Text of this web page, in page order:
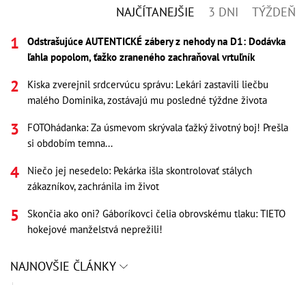
NAJČÍTANEJŠIE 3 DNI TÝŽDEŇ
Odstrašujúce AUTENTICKÉ zábery z nehody na D1: Dodávka
ľahla popolom, ťažko zraneného zachraňoval vrtuľník
Kiska zverejnil srdcervúcu správu: Lekári zastavili liečbu
malého Dominika, zostávajú mu posledné týždne života
FOTOhádanka: Za úsmevom skrývala ťažký životný boj! Prešla
si obdobím temna...
Niečo jej nesedelo: Pekárka išla skontrolovať stálych
zákazníkov, zachránila im život
Skončia ako oni? Gáboríkovci čelia obrovskému tlaku: TIETO
hokejové manželstvá neprežili!
NAJNOVŠIE ČLÁNKY